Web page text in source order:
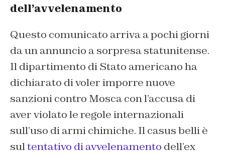
dell’avvelenamento
Questo comunicato arriva a pochi giorni
da un annuncio a sorpresa statunitense.
Il dipartimento di Stato americano ha
dichiarato di voler imporre nuove
sanzioni contro Mosca con l’accusa di
aver violato le regole internazionali
sull’uso di armi chimiche. Il casus belli è
sultentativo di avvelenamento dell’ex